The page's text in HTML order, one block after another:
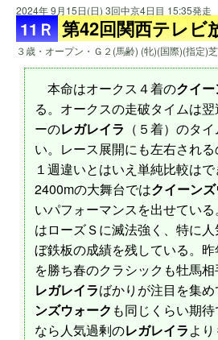
2024年 9月15日(日) 3回中京4日目 15:35発走
11Ｒ 第42回関西テレビ
３歳・オープン・Ｇ２(馬齢) (牝)(国際)(指定)
本命はオークス４着のクイ
る。オークスの走破タイムは
ーのレガレイラ （５着）のタ
い。レース展開にも左右され
１週違いとはいえ単純比較は
2400mの大舞台ではクイーン
いパフォーマンスを出せてい
はローズＳに滅法強く、特に
ぼ鉄板の成績を残している。
を勝ち春のクラシックも牡馬
レガレイラばかりが注目を集め
ンズウォーク も同じくらい期
なら人気過剰のレガレイラより